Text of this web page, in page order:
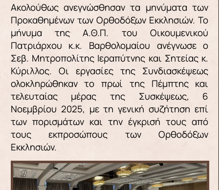
Ακολούθως ανεγνώσθησαν τα μηνύματα των
Προκαθημένων των Ορθοδόξων Εκκλησιών. Το
μήνυμα της Α.Θ.Π. του Οικουμενικού
Πατριάρχου κ.κ. Βαρθολομαίου ανέγνωσε ο
Σεβ. Μητροπολίτης Ιεραπύτνης και Σητείας κ.
Κύριλλος. Οι εργασίες της Συνδιασκέψεως
ολοκληρώθηκαν το πρωί της Πέμπτης και
τελευταίας μέρας της Συσκέψεως, 6
Νοεμβρίου 2025, με τη γενική συζήτηση επί
των πορισμάτων και την έγκρισή τους από
τους εκπροσώπους των Ορθοδόξων
Εκκλησιών.